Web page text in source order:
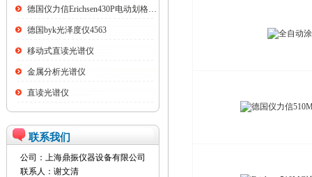
德国仪力信Erichsen430P电动划格试验仪
德国byk光泽度仪4563
移动式直读光谱仪
金属分析光谱仪
直读光谱仪
联系我们
公司：上海鼎振仪器设备有限公司
联系人：谢文清